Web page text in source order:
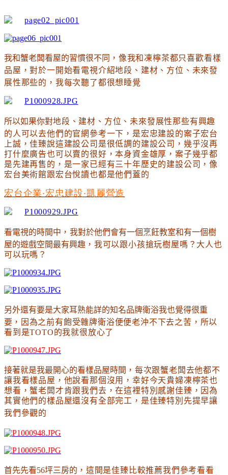
我和蟹老闆看屋的習慣很不同 ，像我和凍檸茶都只喜歡看樣
品屋 ，對於一開始看電視介紹地段 、 建材 、方位 、 未來發
展性那些的 ， 我每次聽了都很想睡覺
所以如果你對地段 、 建材 、方位 、 未來發展性那些有興趣
的人可以去他們的官網參考一下 ，是宏忠建設的案子宏台
上誠 ，佳臻說這建設公司是很低調的建設公司 ，幾乎沒再
打什麼廣告也可以賣的很好 ，本身資金雄厚 ，案子幾乎都
是先建再售的 ，是一家已經有三十年歷史的建設公司 ，像
宏台美術館跟宏台悅讀也都是他們蓋的
宏台企業‧宏忠建設‧凱麗營造
看電視的時間中 ， 我對於他們會有一個烹飪教室和有一個樹
屋的遊戲空間最有興趣 ，我可以跟小孩搶玩樹屋嗎 ？大人也
可以玩嗎 ？
另外還有要是大家耳熟能詳的知名品牌衛浴我也覺得很重
要 ，因為之前有飽受雜牌衛浴便便老沖不下去之苦 ，所以
看到是TOTO的我就很放心了
接著就是我最開心的看樣品屋時間 ，每次跟蟹老闆去他都不
讓我看樣品屋 ，他說看那個沒用 ，幸好今天貴婦凍檸茶也
想看 ，蟹老闆才肯跟我們去 ，在這裡特別感謝佳臻 ，因為
其實他們的樣品屋還沒有全部完工 ，是佳臻特別先提早讓
我們參觀的
首先先看56坪三房的 ，這間是佳臻比較推薦我們參考看看